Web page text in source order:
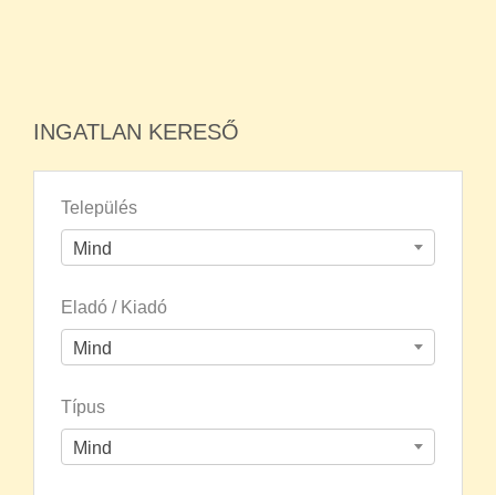
INGATLAN KERESŐ
Település
Mind
Eladó / Kiadó
Mind
Típus
Mind